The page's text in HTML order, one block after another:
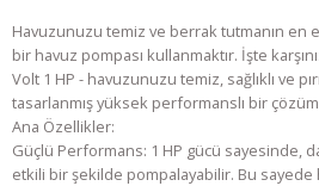
Havuzunuzu temiz ve berrak tutmanın en
bir havuz pompası kullanmaktır. İşte
Volt 1 HP - havuzunuzu temiz, sağlıklı ve
tasarlanmış yüksek performanslı bir
Ana Özellikler:
Güçlü Performans: 1 HP gücü sayesinde,
etkili bir şekilde pompalayabilir. Bu sayede